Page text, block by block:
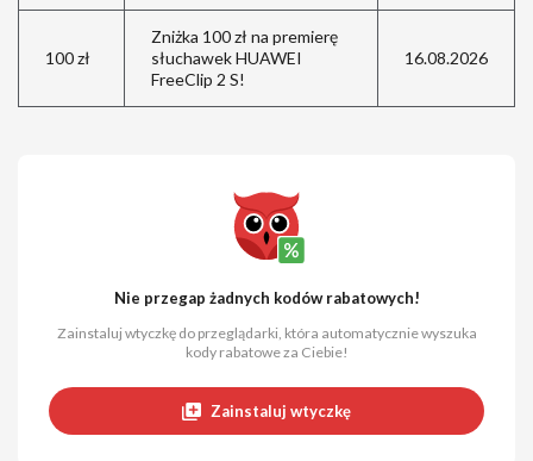
100 zł
Zniżka 100 zł na premierę
słuchawek HUAWEI
FreeClip 2 S!
16.08.2026
Nie przegap żadnych kodów rabatowych!
Zainstaluj wtyczkę do przeglądarki, która automatycznie wyszuka
kody rabatowe za Ciebie!
Zainstaluj wtyczkę